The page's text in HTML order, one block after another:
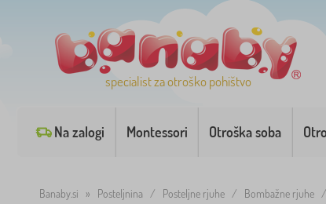
specialist za otroško pohištvo
Na zalogi Montessori Otroška soba
Banaby.si » Posteljnina / Posteljne rjuhe / Bombažne rjuhe /